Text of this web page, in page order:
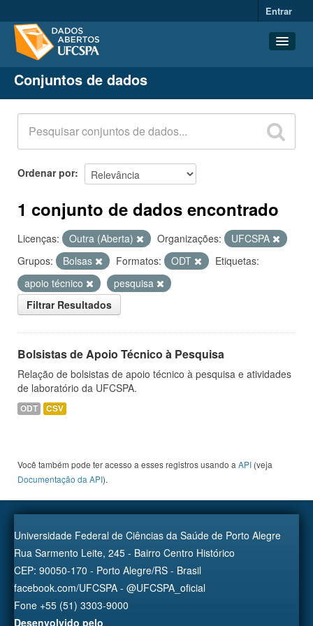
Entrar
Conjuntos de dados
Organizações
Grupos
Sobre
Conjuntos de dados
Ordenar por
1 conjunto de dados encontrado
Licenças: Outra (Aberta) Organizações:
UFCSPA
Grupos:
Bolsas Formatos: ODT
Etiquetas:
apoio técnico
pesquisa
Filtrar Resultados
Bolsistas de Apoio Técnico à Pesquisa
Relação de bolsistas de apoio técnico à pesquisa e atividades
de laboratório da UFCSPA.
ODT CSV
Você também pode ter acesso a esses registros usando a API (veja
Documentação da API).
Universidade Federal de Ciências da Saúde de Porto Alegre
Rua Sarmento Leite, 245 - Bairro Centro Histórico
CEP: 90050-170 - Porto Alegre/RS - Brasil
facebook.com/UFCSPA - @UFCSPA_oficial
Fone +55 (51) 3303-9000
Desenvolvido pelo